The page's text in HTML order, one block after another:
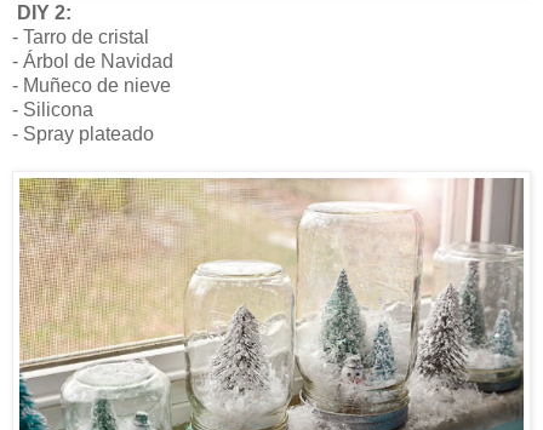
DIY 2:
- Tarro de cristal
- Árbol de Navidad
- Muñeco de nieve
- Silicona
- Spray plateado